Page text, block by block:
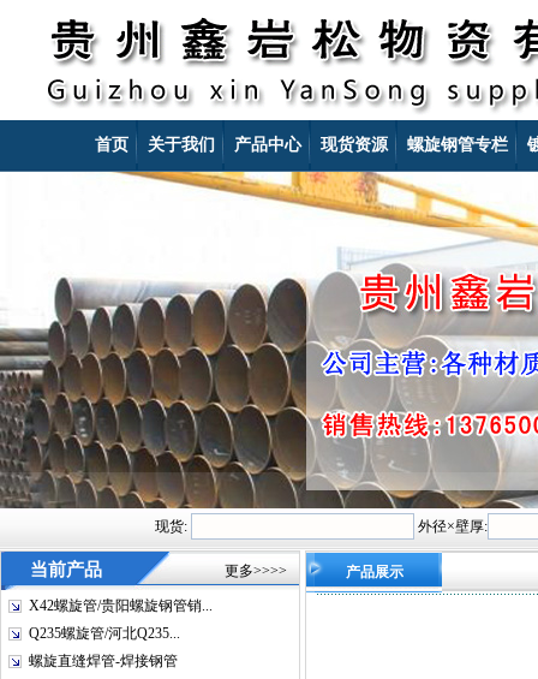
首页 关于我们 产品中心 现货资源 螺旋钢管专栏
现货: 外径×壁厚:
当前产品 更多>>>>
X42螺旋管/贵阳螺旋钢管销...
Q235螺旋管/河北Q235...
螺旋直缝焊管-焊接钢管
产品展示